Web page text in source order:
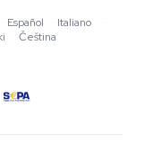
·Español ·Italiano
·
·Čeština